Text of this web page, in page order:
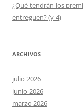
¿Qué tendrán los
entreguen? (y 4)
ARCHIVOS
julio 2026
junio 2026
marzo 2026